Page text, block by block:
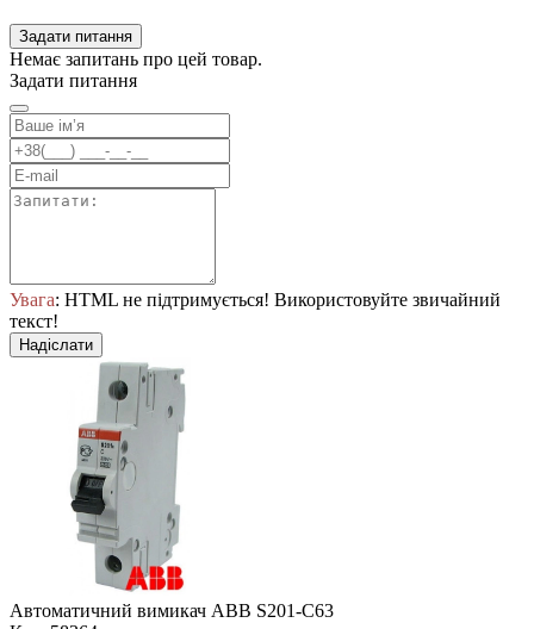
Задати питання
Немає запитань про цей товар.
Задати питання
Увага: HTML не підтримується! Використовуйте звичайний
текст!
Надіслати
Автоматичний вимикач ABB S201-С63